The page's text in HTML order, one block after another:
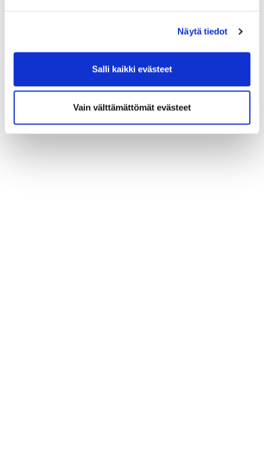
Näytä tiedot
Salli kaikki evästeet
Vain välttämättömät evästeet